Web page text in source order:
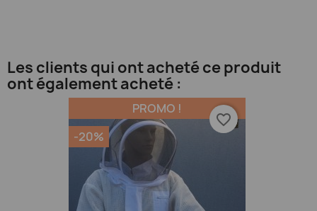
Les clients qui ont acheté ce produit
ont également acheté :
PROMO !
-20%
favorite_border